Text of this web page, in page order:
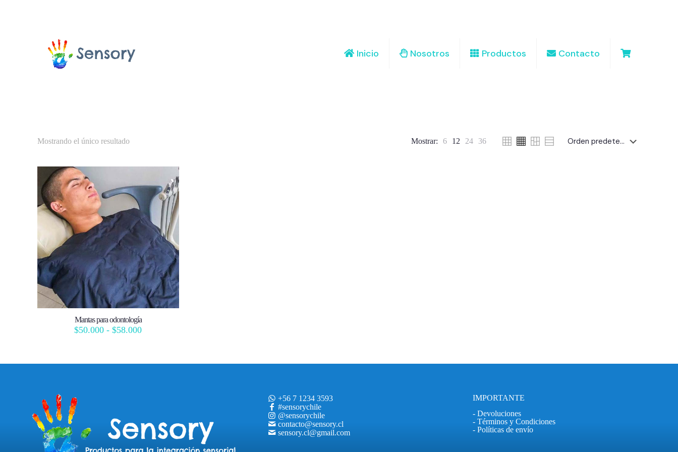
Inicio Nosotros Productos Contacto
Mostrando el único resultado Mostrar: 6 12 24 36
Mantas para odontología
$50.000 - $58.000Rango
$50.000
+56 7 1234 3593
#sensorychile
@sensorychile
contacto@sensory.cl
sensory.cl@gmail.com
IMPORTANTE
- Devoluciones
- Términos y Condiciones
- Políticas de envío